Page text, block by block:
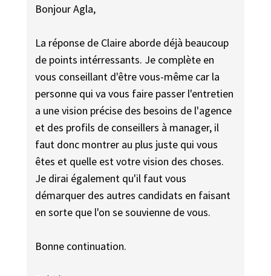
Bonjour Agla,
La réponse de Claire aborde déjà beaucoup
de points intérressants. Je complète en
vous conseillant d'être vous-même car la
personne qui va vous faire passer l'entretien
a une vision précise des besoins de l'agence
et des profils de conseillers à manager, il
faut donc montrer au plus juste qui vous
êtes et quelle est votre vision des choses.
Je dirai également qu'il faut vous
démarquer des autres candidats en faisant
en sorte que l'on se souvienne de vous.
Bonne continuation.